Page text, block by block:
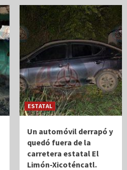
ESTATAL
Un automóvil derrapó y
quedó fuera de la
carretera estatal El
Limón-Xicoténcatl.